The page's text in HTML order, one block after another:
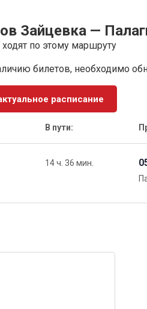
Зайцевка —
по этому маршруту
билетов, необходимо
расписание
В пути:
14 ч. 36 мин.